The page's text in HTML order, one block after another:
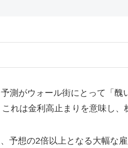
測がウォール街にとって「醜
れは金利高止まりを意味し、
予想の2倍以上となる大幅な